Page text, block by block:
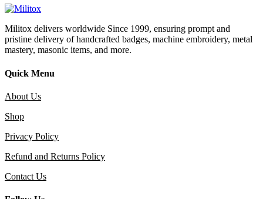
Militox delivers worldwide Since 1999, ensuring prompt and
pristine delivery of handcrafted badges, machine embroidery, metal
mastery, masonic items, and more.
Quick Menu
About Us
Shop
Privacy Policy
Refund and Returns Policy
Contact Us